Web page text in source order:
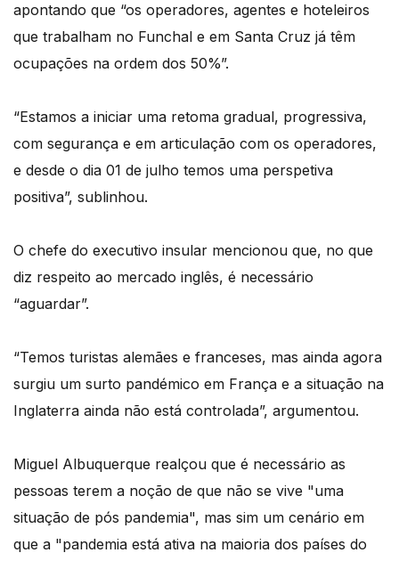
apontando que “os operadores, agentes e hoteleiros
que trabalham no Funchal e em Santa Cruz já têm
ocupações na ordem dos 50%”.
“Estamos a iniciar uma retoma gradual, progressiva,
com segurança e em articulação com os operadores,
e desde o dia 01 de julho temos uma perspetiva
positiva”, sublinhou.
O chefe do executivo insular mencionou que, no que
diz respeito ao mercado inglês, é necessário
“aguardar”.
“Temos turistas alemães e franceses, mas ainda agora
surgiu um surto pandémico em França e a situação na
Inglaterra ainda não está controlada”, argumentou.
Miguel Albuquerque realçou que é necessário as
pessoas terem a noção de que não se vive "uma
situação de pós pandemia", mas sim um cenário em
que a "pandemia está ativa na maioria dos países do